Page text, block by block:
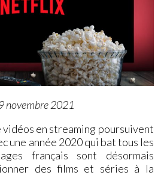
novembre 2021
en streaming poursuivent
une année 2020 qui bat tous les
français sont désormais
des films et séries à la